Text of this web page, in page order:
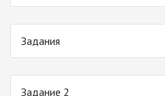
Задания
Задание 2